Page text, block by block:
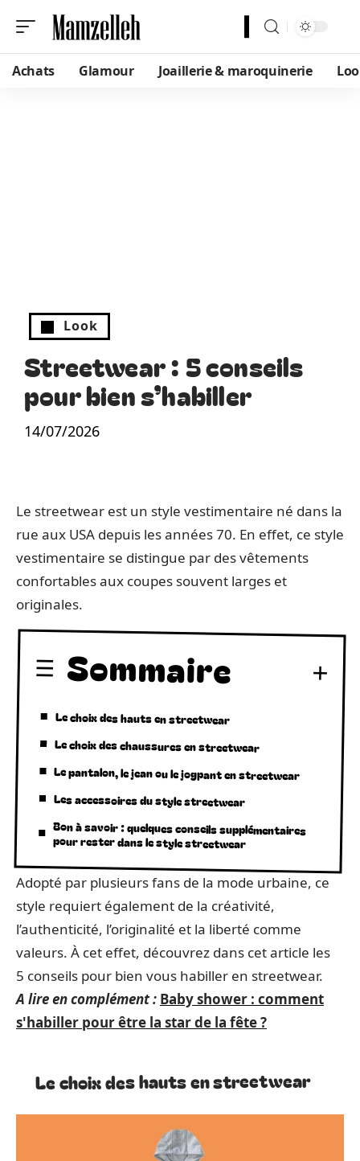
Achats Glamour Joaillerie & maroquinerie
Look
Streetwear : 5 conseils
pour bien s’habiller
14/07/2026
Le streetwear est un style vestimentaire né dans la
rue aux USA depuis les années 70. En effet, ce style
vestimentaire se distingue par des vêtements
confortables aux coupes souvent larges et
originales.
Sommaire
Le choix des hauts en streetwear
Le choix des chaussures en streetwear
Le pantalon, le jean ou le jogpant en streetwear
Les accessoires du style streetwear
Bon à savoir : quelques conseils supplémentaires
pour rester dans le style streetwear
Adopté par plusieurs fans de la mode urbaine, ce
style requiert également de la créativité,
l’authenticité, l’originalité et la liberté comme
valeurs. À cet effet, découvrez dans cet article les
5 conseils pour bien vous habiller en streetwear.
A lire en complément : Baby shower : comment
s'habiller pour être la star de la fête ?
Le choix des hauts en streetwear